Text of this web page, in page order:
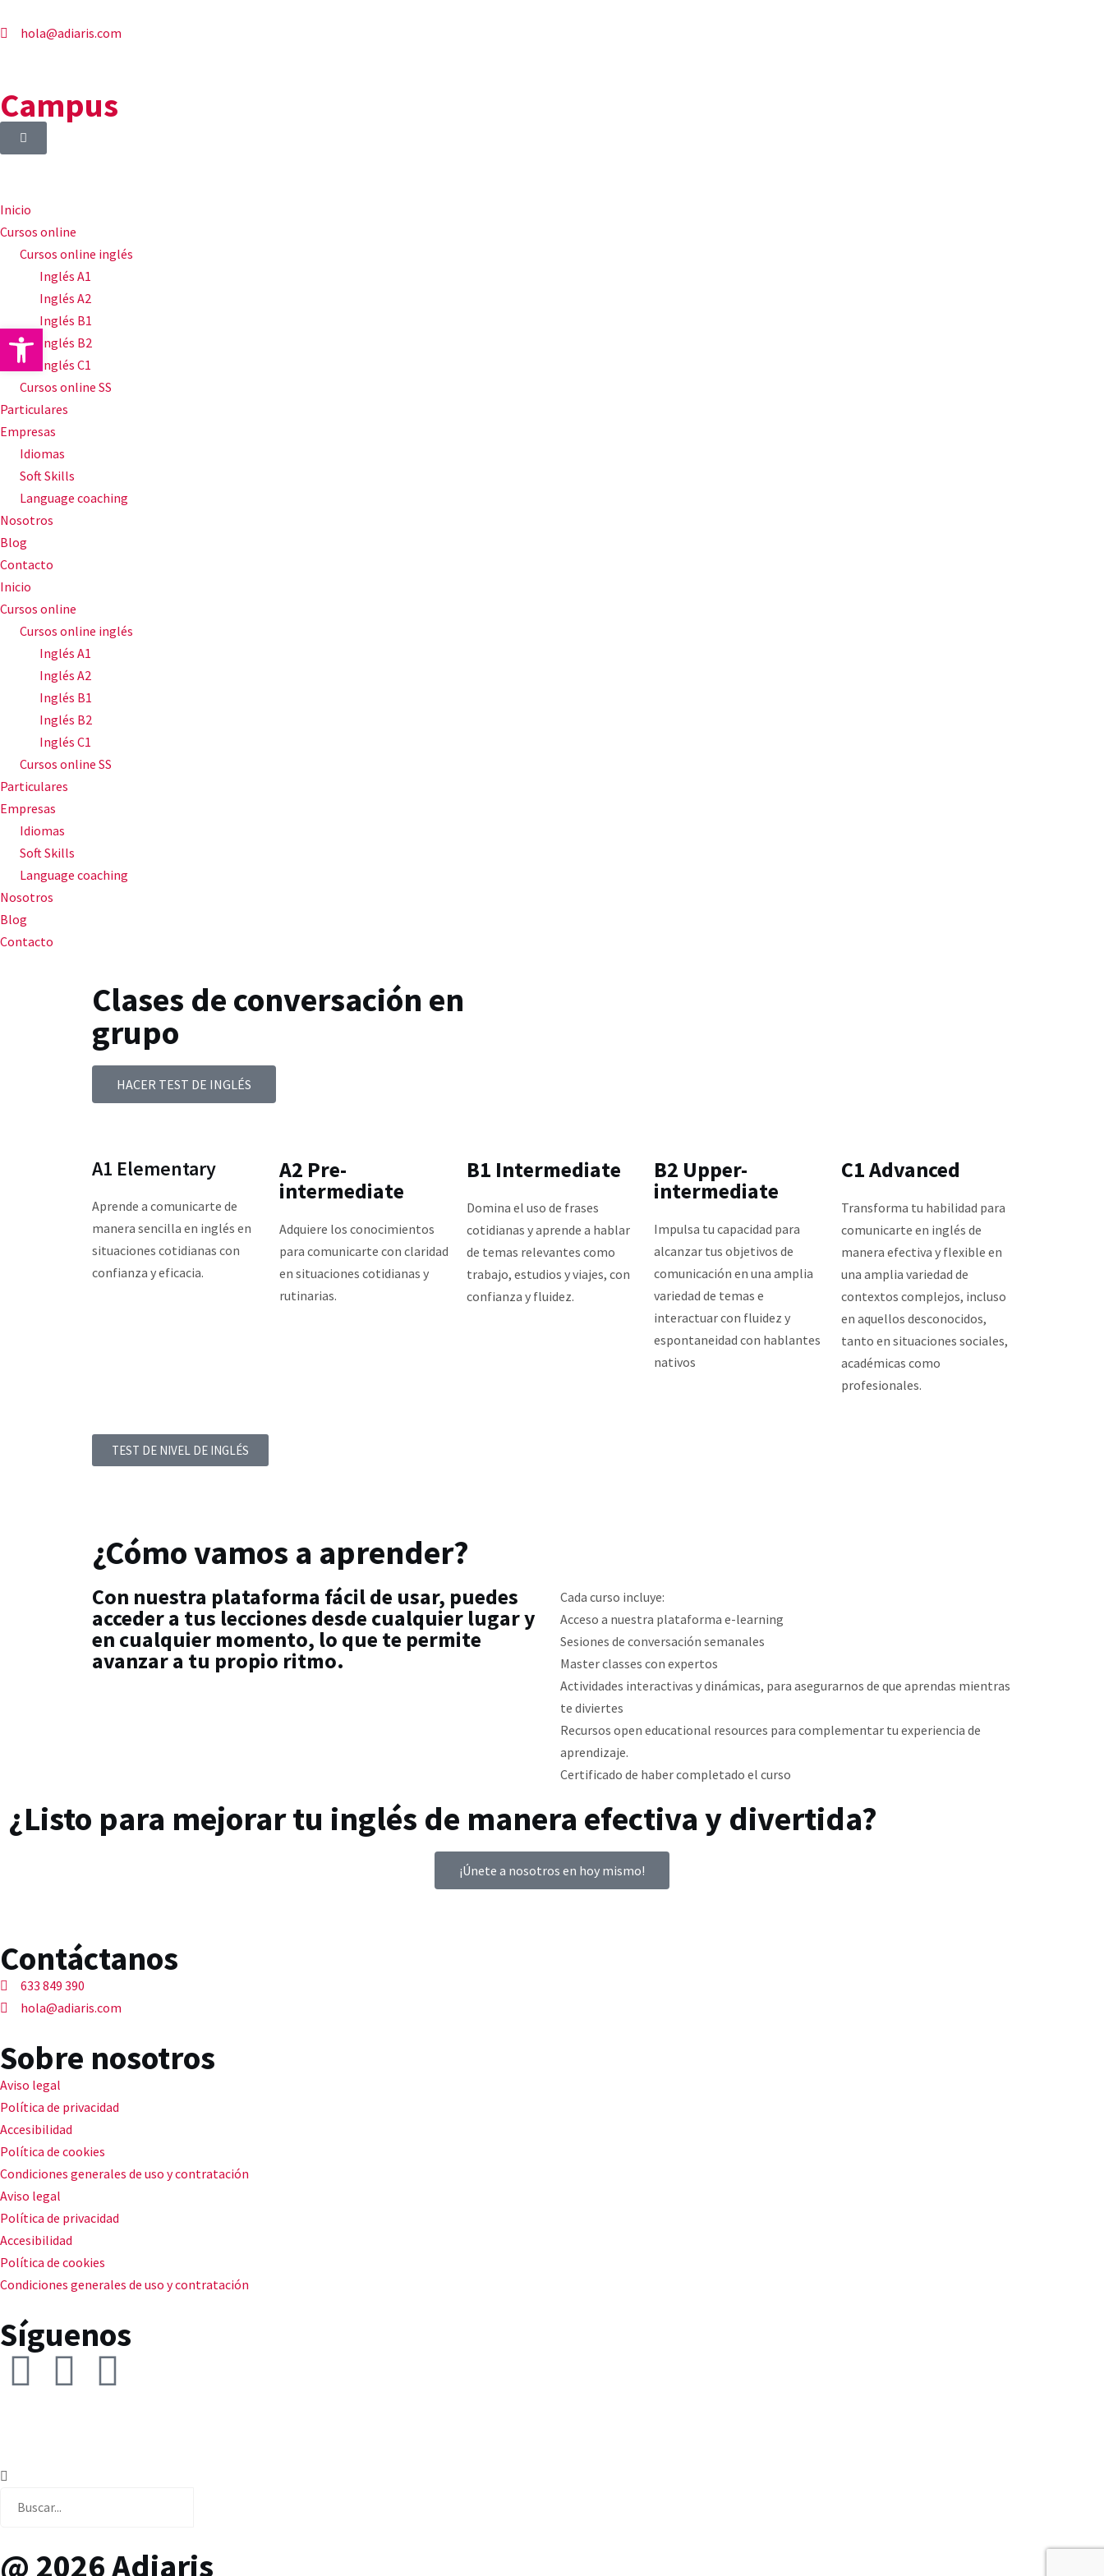
hola@adiaris.com
Campus
Inicio
Cursos online
Cursos online inglés
Inglés A1
Inglés A2
Inglés B1
Inglés B2
Inglés C1
Cursos online SS
Particulares
Empresas
Idiomas
Soft Skills
Language coaching
Nosotros
Blog
Contacto
Inicio
Cursos online
Cursos online inglés
Inglés A1
Inglés A2
Inglés B1
Inglés B2
Inglés C1
Cursos online SS
Particulares
Empresas
Idiomas
Soft Skills
Language coaching
Nosotros
Blog
Contacto
Clases de conversación en
grupo
HACER TEST DE INGLÉS
A1 Elementary
Aprende a comunicarte de
manera sencilla en inglés en
situaciones cotidianas con
confianza y eficacia.
A2 Pre-
intermediate
Adquiere los conocimientos
para comunicarte con claridad
en situaciones cotidianas y
rutinarias.
B1 Intermediate
Domina el uso de frases
cotidianas y aprende a hablar
de temas relevantes como
trabajo, estudios y viajes, con
confianza y fluidez.
B2 Upper-
intermediate
Impulsa tu capacidad para
alcanzar tus objetivos de
comunicación en una amplia
variedad de temas e
interactuar con fluidez y
espontaneidad con hablantes
nativos
C1 Advanced
Transforma tu habilidad para
comunicarte en inglés de
manera efectiva y flexible en
una amplia variedad de
contextos complejos, incluso
en aquellos desconocidos,
tanto en situaciones sociales,
académicas como
profesionales.
TEST DE NIVEL DE INGLÉS
¿Cómo vamos a aprender?
Con nuestra plataforma fácil de usar, puedes
acceder a tus lecciones desde cualquier lugar y
en cualquier momento, lo que te permite
avanzar a tu propio ritmo.
Cada curso incluye:
Acceso a nuestra plataforma e-learning
Sesiones de conversación semanales
Master classes con expertos
Actividades interactivas y dinámicas, para asegurarnos de que aprendas mientras
te diviertes
Recursos open educational resources para complementar tu experiencia de
aprendizaje.
Certificado de haber completado el curso
¿Listo para mejorar tu inglés de manera efectiva y divertida?
¡Únete a nosotros en hoy mismo!
Contáctanos
633 849 390
hola@adiaris.com
Sobre nosotros
Aviso legal
Política de privacidad
Accesibilidad
Política de cookies
Condiciones generales de uso y contratación
Aviso legal
Política de privacidad
Accesibilidad
Política de cookies
Condiciones generales de uso y contratación
Síguenos
@ 2026 Adiaris
Abrir barra de herramientas